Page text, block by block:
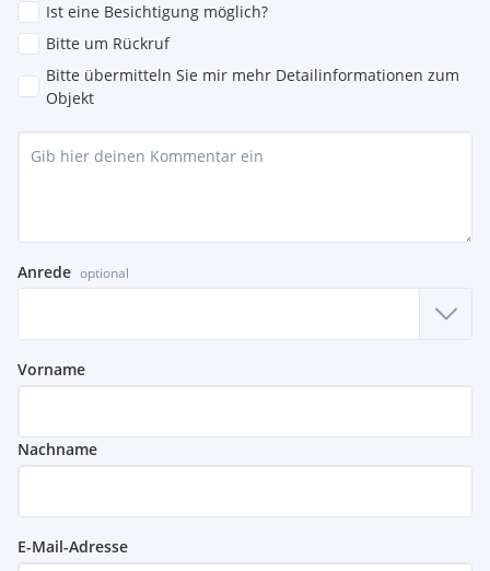
Ist eine Besichtigung möglich?
Bitte um Rückruf
Bitte übermitteln Sie mir mehr Detailinformationen zum
Objekt
Anrede optional
Vorname
Nachname
E-Mail-Adresse